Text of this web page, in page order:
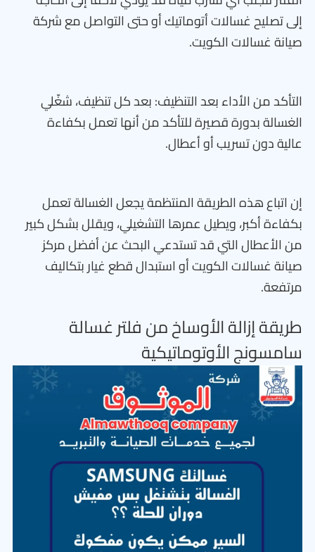
إلى تصليح غسالات أتوماتيك أو حتى التواصل مع شركة
صيانة غسالات الكويت.
التأكد من الأداء بعد التنظيف: بعد كل تنظيف، شغّلي
الغسالة بدورة قصيرة للتأكد من أنها تعمل بكفاءة
عالية دون تسريب أو أعطال.
إن اتباع هذه الطريقة المنتظمة يجعل الغسالة تعمل
بكفاءة أكبر، ويطيل عمرها التشغيلي، ويقلل بشكل كبير
من الأعطال التي قد تستدعي البحث عن أفضل مركز
صيانة غسالات الكويت أو استبدال قطع غيار بتكاليف
مرتفعة.
طريقة إزالة الأوساخ من فلتر غسالة
سامسونج الأوتوماتيكية